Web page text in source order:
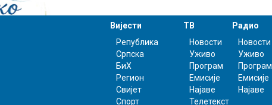
Вијести
Република
Српска
БиХ
Регион
Свијет
Спорт
ТВ
Новости
Уживо
Програм
Емисије
Најаве
Телетекст
Радио
Новости
Уживо
Програм
Емисије
Најаве